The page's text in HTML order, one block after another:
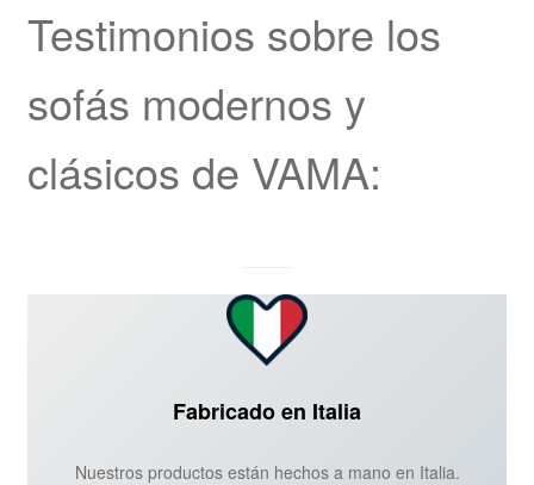
Testimonios sobre los
sofás modernos y
clásicos de VAMA:
Fabricado en Italia
Nuestros productos están hechos a mano en Italia.